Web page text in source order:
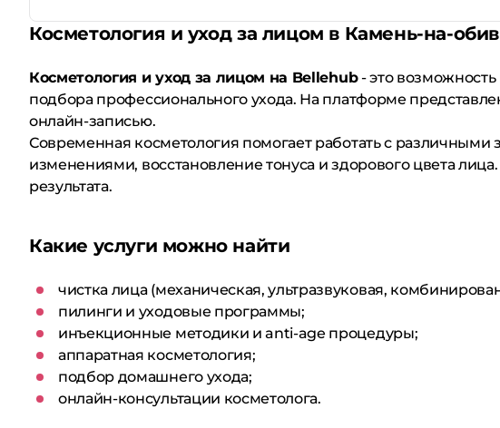
Косметология и уход за лицом в Камень-на-
Косметология и уход за лицом на Bellehub- это возможность
подбора профессионального ухода. На платформе
онлайн-записью.
Современная косметология помогает работать с
изменениями, восстановление тонуса и здорового цвета
результата.
Какие услуги можно найти
чистка лица (механическая, ультразвуковая,
пилинги и уходовые программы;
инъекционные методики и anti-age процедуры;
аппаратная косметология;
подбор домашнего ухода;
онлайн-консультации косметолога.